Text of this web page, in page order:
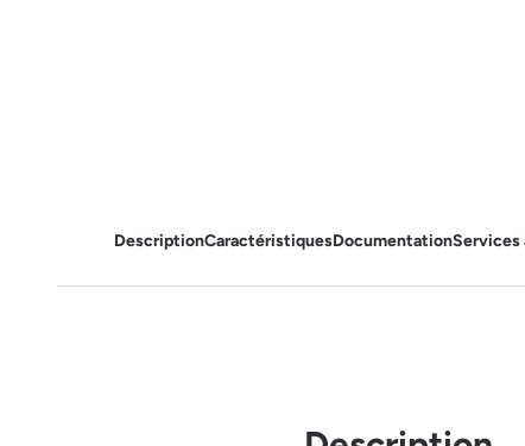
DescriptionCaractéristiquesDocumentationServices